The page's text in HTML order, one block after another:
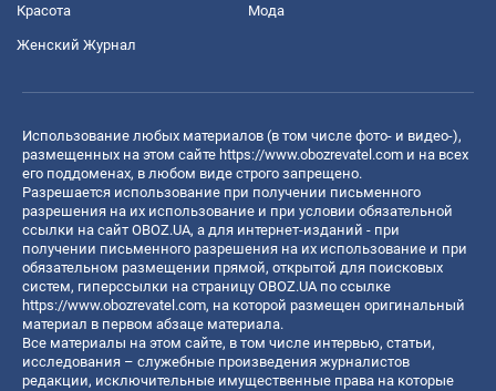
Красота Мода
Женский Журнал
Использование любых материалов (в том числе фото- и видео-),
размещенных на этом сайте https://www.obozrevatel.com и на всех
его поддоменах, в любом виде строго запрещено.
Разрешается использование при получении письменного
разрешения на их использование и при условии обязательной
ссылки на сайт OBOZ.UA, а для интернет-изданий - при
получении письменного разрешения на их использование и при
обязательном размещении прямой, открытой для поисковых
систем, гиперссылки на страницу OBOZ.UA по ссылке
https://www.obozrevatel.com, на которой размещен оригинальный
материал в первом абзаце материала.
Все материалы на этом сайте, в том числе интервью, статьи,
исследования – служебные произведения журналистов
редакции, исключительные имущественные права на которые